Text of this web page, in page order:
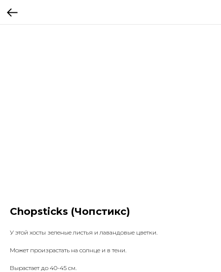
Chopsticks (Чопстикс)
У этой хосты зеленые листья и лавандовые цветки.
Может произрастать на солнце и в тени.
Вырастает до 40-45 см.